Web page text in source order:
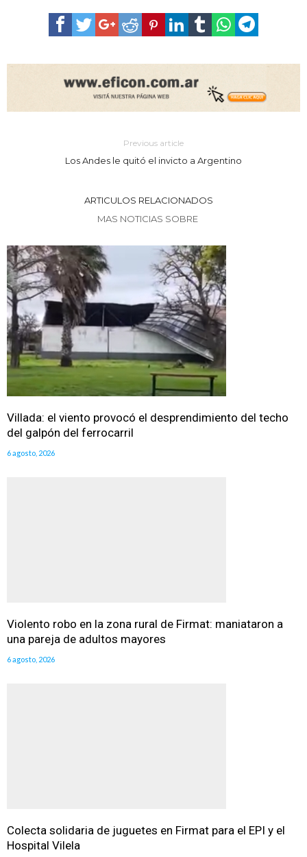
Previous article
Los Andes le quitó el invicto a Argentino
ARTICULOS RELACIONADOS
MAS NOTICIAS SOBRE
Villada: el viento provocó el desprendimiento del techo
del galpón del ferrocarril
6 agosto, 2026
Violento robo en la zona rural de Firmat: maniataron a
una pareja de adultos mayores
6 agosto, 2026
Colecta solidaria de juguetes en Firmat para el EPI y el
Hospital Vilela